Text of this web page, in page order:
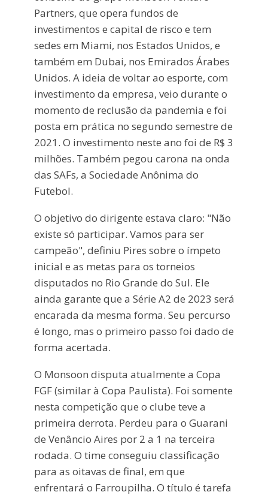
Partners, que opera fundos de
investimentos e capital de risco e tem
sedes em Miami, nos Estados Unidos, e
também em Dubai, nos Emirados Árabes
Unidos. A ideia de voltar ao esporte, com
investimento da empresa, veio durante o
momento de reclusão da pandemia e foi
posta em prática no segundo semestre de
2021. O investimento neste ano foi de R$ 3
milhões. Também pegou carona na onda
das SAFs, a Sociedade Anônima do
Futebol.
O objetivo do dirigente estava claro: "Não
existe só participar. Vamos para ser
campeão", definiu Pires sobre o ímpeto
inicial e as metas para os torneios
disputados no Rio Grande do Sul. Ele
ainda garante que a Série A2 de 2023 será
encarada da mesma forma. Seu percurso
é longo, mas o primeiro passo foi dado de
forma acertada.
O Monsoon disputa atualmente a Copa
FGF (similar à Copa Paulista). Foi somente
nesta competição que o clube teve a
primeira derrota. Perdeu para o Guarani
de Venâncio Aires por 2 a 1 na terceira
rodada. O time conseguiu classificação
para as oitavas de final, em que
enfrentará o Farroupilha. O título é tarefa